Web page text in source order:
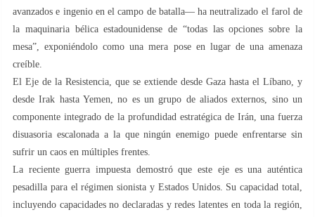
avanzados e ingenio en el campo de batalla— ha neutralizado el farol de
la maquinaria bélica estadounidense de “todas las opciones sobre la
mesa”, exponiéndolo como una mera pose en lugar de una amenaza
creíble.
El Eje de la Resistencia, que se extiende desde Gaza hasta el Líbano, y
desde Irak hasta Yemen, no es un grupo de aliados externos, sino un
componente integrado de la profundidad estratégica de Irán, una fuerza
disuasoria escalonada a la que ningún enemigo puede enfrentarse sin
sufrir un caos en múltiples frentes.
La reciente guerra impuesta demostró que este eje es una auténtica
pesadilla para el régimen sionista y Estados Unidos. Su capacidad total,
incluyendo capacidades no declaradas y redes latentes en toda la región,